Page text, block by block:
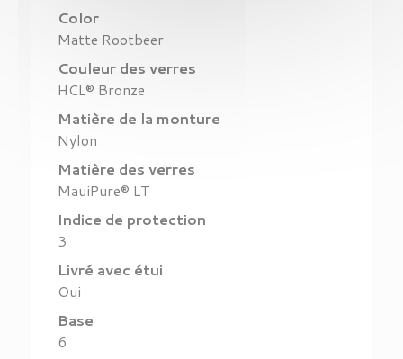
Color
Matte Rootbeer
Couleur des verres
HCL® Bronze
Matière de la monture
Nylon
Matière des verres
MauiPure® LT
Indice de protection
3
Livré avec étui
Oui
Base
6